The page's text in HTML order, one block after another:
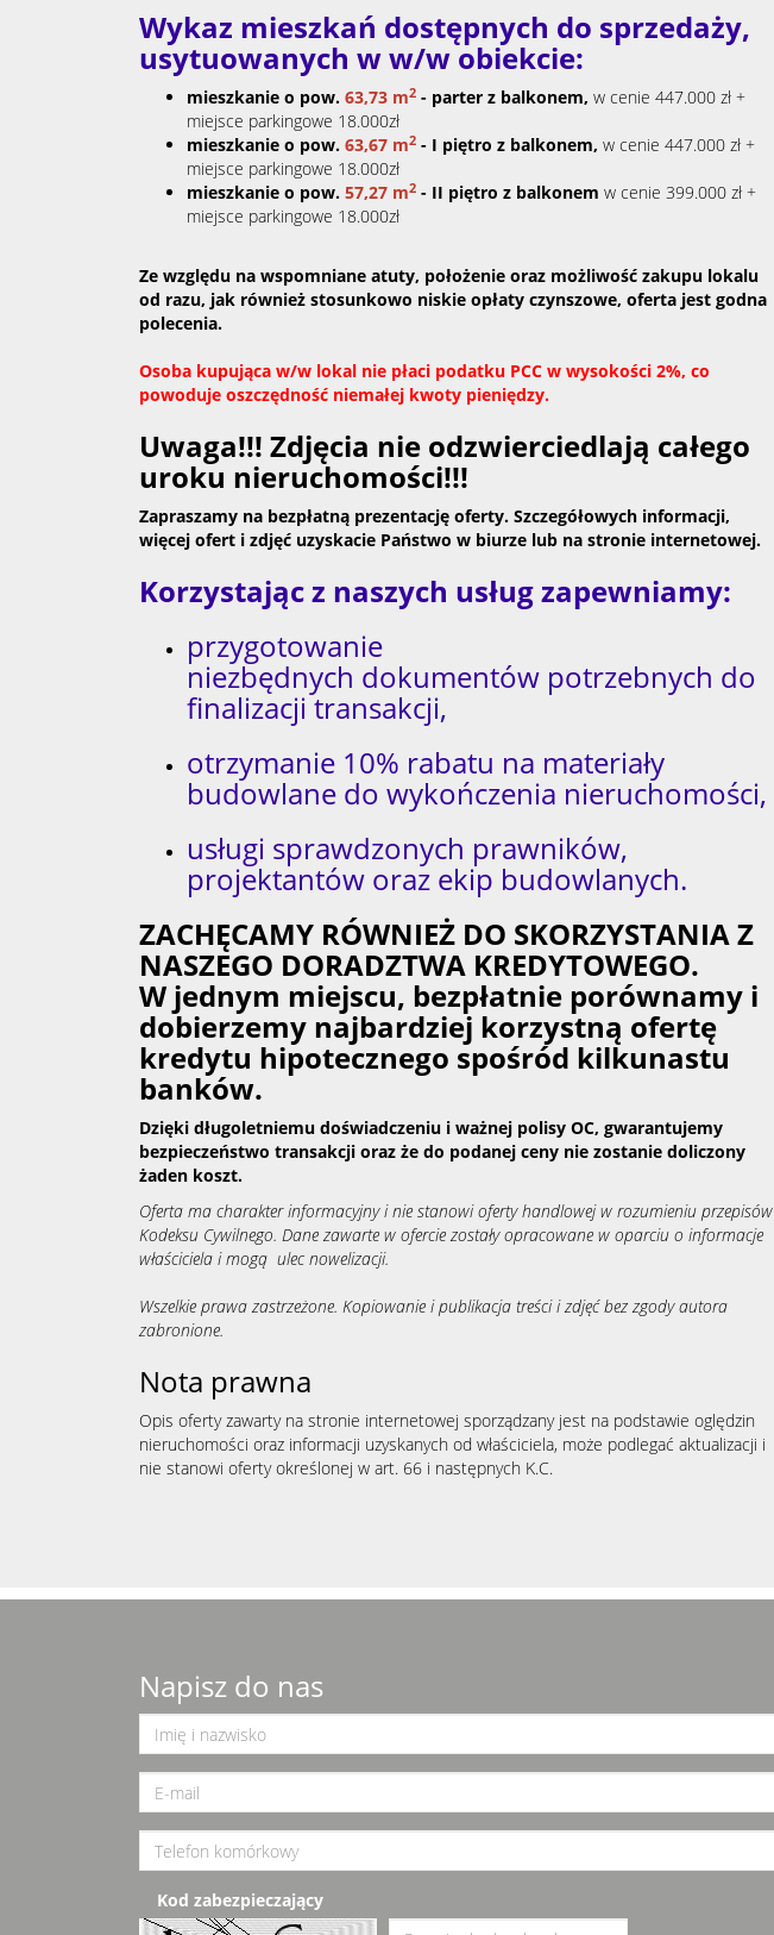
Wykaz mieszkań dostępnych do sprzedaży,
usytuowanych w w/w obiekcie:
mieszkanie o pow. 63,73 m2 - parter z balkonem, w cenie 447.000 zł +
miejsce parkingowe 18.000zł
mieszkanie o pow. 63,67 m2 - I piętro z balkonem, w cenie 447.000 zł +
miejsce parkingowe 18.000zł
mieszkanie o pow. 57,27 m2 - II piętro z balkonem w cenie 399.000 zł +
miejsce parkingowe 18.000zł
Ze względu na wspomniane atuty, położenie oraz możliwość zakupu lokalu
od razu, jak również stosunkowo niskie opłaty czynszowe, oferta jest godna
polecenia.
Osoba kupująca w/w lokal nie płaci podatku PCC w wysokości 2%, co
powoduje oszczędność niemałej kwoty pieniędzy.
Uwaga!!! Zdjęcia nie odzwierciedlają całego
uroku nieruchomości!!!
Zapraszamy na bezpłatną prezentację oferty. Szczegółowych informacji,
więcej ofert i zdjęć uzyskacie Państwo w biurze lub na stronie internetowej.
Korzystając z naszych usług zapewniamy:
przygotowanie
niezbędnych dokumentów potrzebnych do
finalizacji transakcji,
otrzymanie 10% rabatu na materiały
budowlane do wykończenia nieruchomości,
usługi sprawdzonych prawników,
projektantów oraz ekip budowlanych.
ZACHĘCAMY RÓWNIEŻ DO SKORZYSTANIA Z
NASZEGO DORADZTWA KREDYTOWEGO.
W jednym miejscu, bezpłatnie porównamy i
dobierzemy najbardziej korzystną ofertę
kredytu hipotecznego spośród kilkunastu
banków.
Dzięki długoletniemu doświadczeniu i ważnej polisy OC, gwarantujemy
bezpieczeństwo transakcji oraz że do podanej ceny nie zostanie doliczony
żaden koszt.
Oferta ma charakter informacyjny i nie stanowi oferty handlowej w rozumieniu przepisów
Kodeksu Cywilnego. Dane zawarte w ofercie zostały opracowane w oparciu o informacje
właściciela i mogą ulec nowelizacji.
Wszelkie prawa zastrzeżone. Kopiowanie i publikacja treści i zdjęć bez zgody autora
zabronione.
Nota prawna
Opis oferty zawarty na stronie internetowej sporządzany jest na podstawie oględzin
nieruchomości oraz informacji uzyskanych od właściciela, może podlegać aktualizacji i
nie stanowi oferty określonej w art. 66 i następnych K.C.
Napisz do nas
Kod zabezpieczający